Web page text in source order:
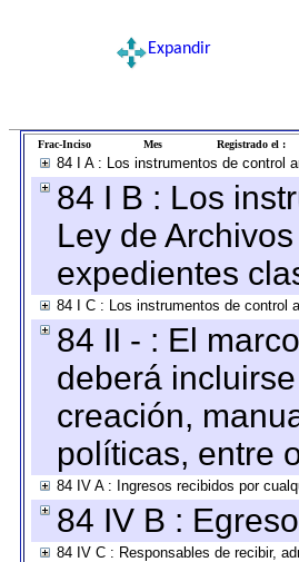
Expandir
Frac-Inciso Mes Registrado el :
84 I A : Los instrumentos de control
84 I B : Los
Ley de
expedientes
84 I C : Los instrumentos de control
84 II - : El
deberá
creación,
políticas, entre
84 IV A : Ingresos recibidos por
84 IV B :
84 IV C : Responsables de recibir,